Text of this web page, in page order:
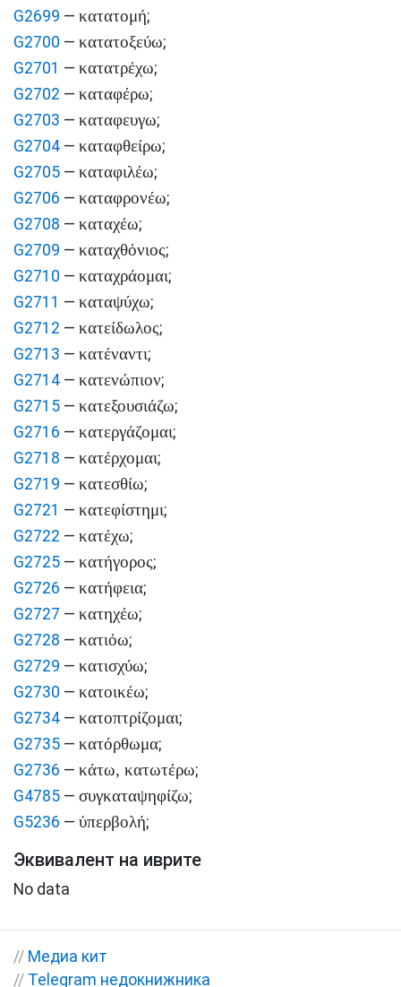
G2699 — κατατομή;
G2700 — κατατοξεύω;
G2701 — κατατρέχω;
G2702 — καταφέρω;
G2703 — καταφευγω;
G2704 — καταφθείρω;
G2705 — καταφιλέω;
G2706 — καταφρονέω;
G2708 — καταχέω;
G2709 — καταχθόνιος;
G2710 — καταχράομαι;
G2711 — καταψύχω;
G2712 — κατείδωλος;
G2713 — κατέναντι;
G2714 — κατενώπιον;
G2715 — κατεξουσιάζω;
G2716 — κατεργάζομαι;
G2718 — κατέρχομαι;
G2719 — κατεσθίω;
G2721 — κατεφίστημι;
G2722 — κατέχω;
G2725 — κατήγορος;
G2726 — κατήφεια;
G2727 — κατηχέω;
G2728 — κατιόω;
G2729 — κατισχύω;
G2730 — κατοικέω;
G2734 — κατοπτρίζομαι;
G2735 — κατόρθωμα;
G2736 — κάτω, κατωτέρω;
G4785 — συγκαταψηφίζω;
G5236 — ὑπερβολή;
Эквивалент на иврите
No data
// Медиа кит
// Telegram недокнижника